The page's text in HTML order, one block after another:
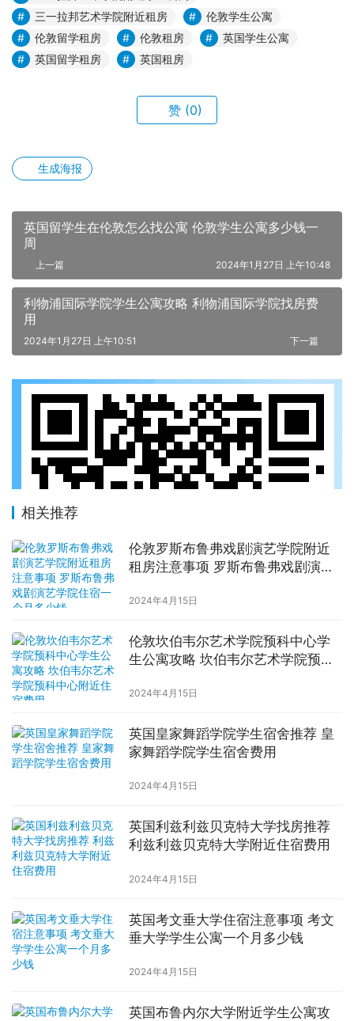
三一拉邦艺术学院附近租房
伦敦学生公寓
伦敦留学租房
伦敦租房
英国学生公寓
英国留学租房
英国租房
赞 (0)
生成海报
英国留学生在伦敦怎么找公寓 伦敦学生公寓多少钱一
周
上一篇 2024年1月27日 上午10:48
利物浦国际学院学生公寓攻略 利物浦国际学院找房费
用
下一篇
2024年1月27日 上午10:51
相关推荐
伦敦罗斯布鲁弗戏剧演艺学院附近
租房注意事项 罗斯布鲁弗戏剧演艺
2024年4月15日
伦敦坎伯韦尔艺术学院预科中心学
生公寓攻略 坎伯韦尔艺术学院预科
2024年4月15日
英国皇家舞蹈学院学生宿舍推荐 皇
家舞蹈学院学生宿舍费用
2024年4月15日
英国利兹利兹贝克特大学找房推荐
利兹利兹贝克特大学附近住宿费用
2024年4月15日
英国考文垂大学住宿注意事项 考文
垂大学学生公寓一个月多少钱
2024年4月15日
英国布鲁内尔大学附近学生公寓攻